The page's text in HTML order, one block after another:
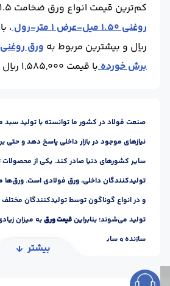
کم‌ترین قیمت انواع ورق ضخامت 1.5 مربوط به
روغنی 1.50 میل-عرض 1 متر-رول
ریال و بیشترین مربوط به
برش خوردهبا قیمت 1,585,000 ریال است.
صنعت فولاد در کشور ما توانسته با تولید سبد
نیازهای موجود در بازار داخلی پاسخ دهد و حتی
سایر کشورهای دنیا صادر کند. یکی از
تولیدکنندگان داخلی، ورق فولادی است.
و در انواع گوناگون توسط تولیدکنندگان
تولید می‌شوند؛ بنابراینقیمت ورقبه میزان
بیشتر